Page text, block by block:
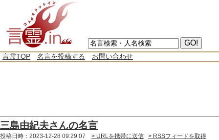
言霊TOP 名言を投稿する お問い合わせ
三島由紀夫さんの名言
投稿日時：2023-12-28 09:29:07 > URLを携帯に送信 > RSSフィードを取得